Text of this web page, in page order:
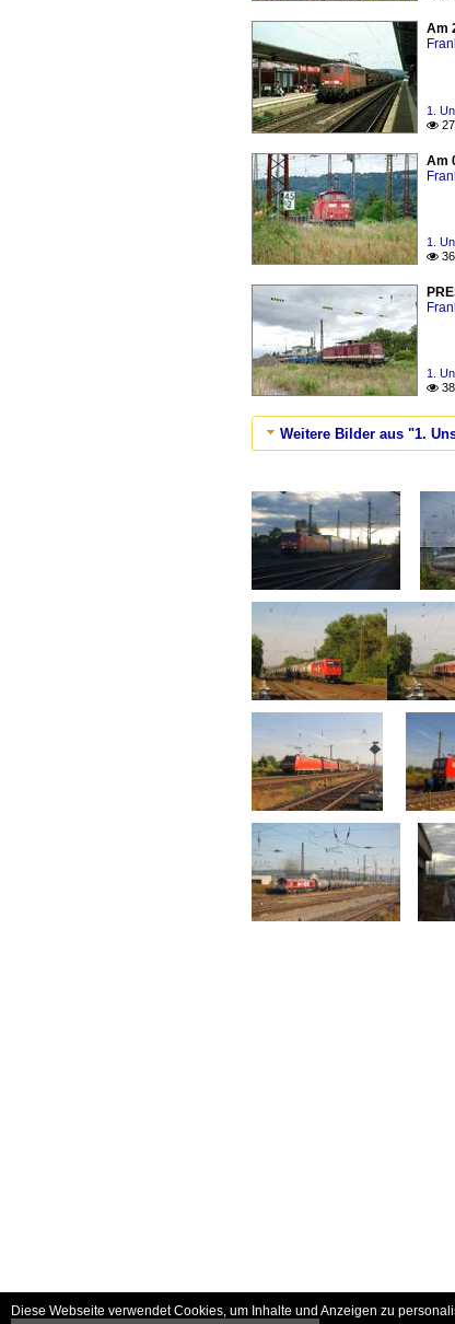
Am
1.
 27
Am
1.
 36
1.
 38
Weitere Bilder aus "1.
Diese Webseite verwendet Cookies, um Inhalte und Anzeigen zu